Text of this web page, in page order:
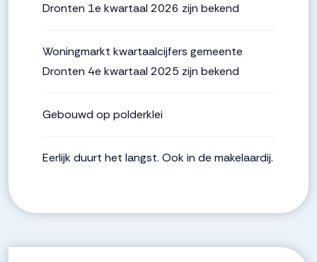
Dronten 1e kwartaal 2026 zijn bekend
Woningmarkt kwartaalcijfers gemeente
Dronten 4e kwartaal 2025 zijn bekend
Gebouwd op polderklei
Eerlijk duurt het langst. Ook in de makelaardij.